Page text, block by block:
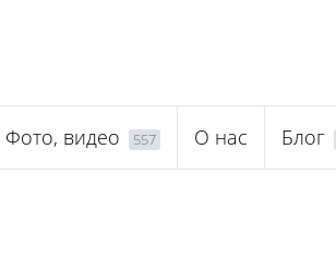
Фото, видео 557 О нас Блог